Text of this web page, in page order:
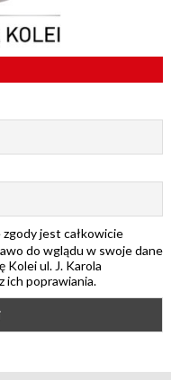
jest całkowicie
do wglądu w swoje dane
Kolei ul. J. Karola
ich poprawiania.